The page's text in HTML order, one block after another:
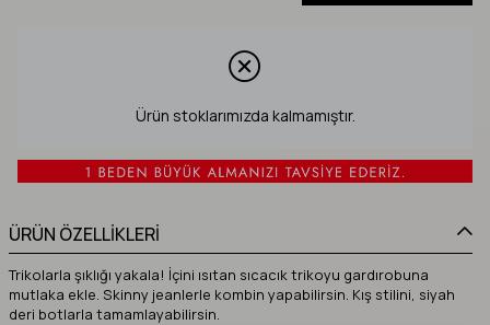
Ürün stoklarımızda kalmamıştır.
ÜRÜN ÖZELLİKLERİ
Trikolarla şıklığı yakala! İçini ısıtan sıcacık trikoyu gardırobuna
mutlaka ekle. Skinny jeanlerle kombin yapabilirsin. Kış stilini, siyah
deri botlarla tamamlayabilirsin.